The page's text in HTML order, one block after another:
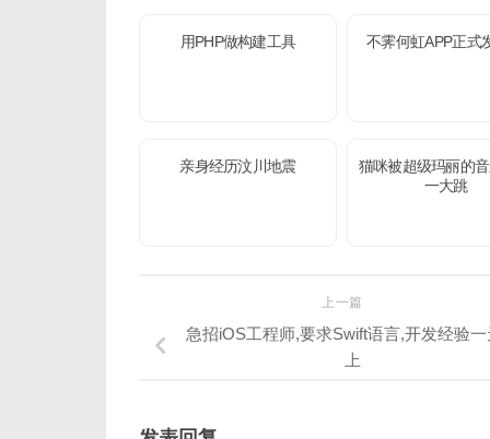
用PHP做构建工具 不霁何虹APP正式
亲身经历汶川地震
猫咪被超级玛丽的
一大跳
上一篇
急招iOS工程师,要求Swift语言,开发经验
上